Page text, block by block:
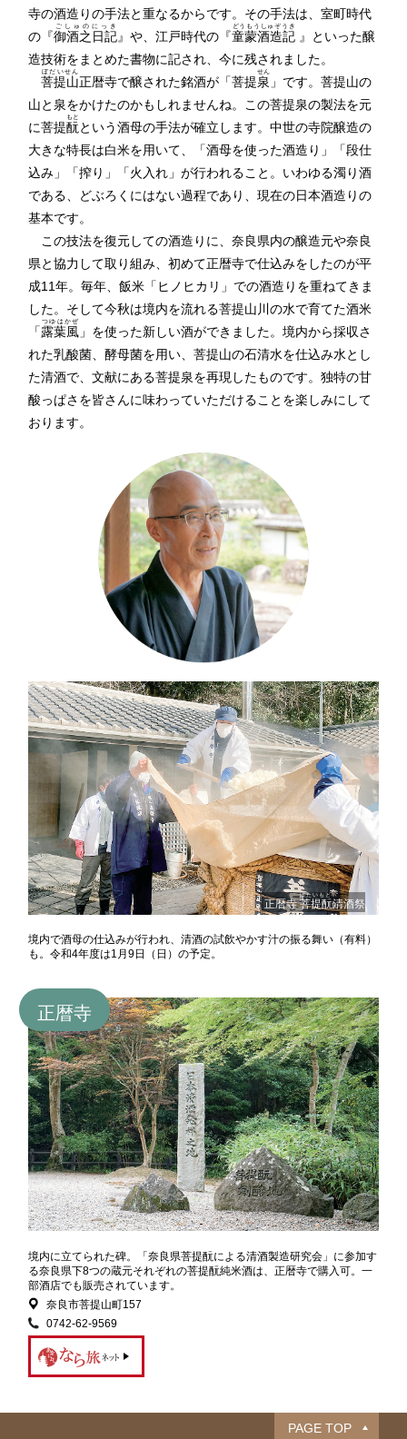
寺の酒造りの手法と重なるからです。その手法は、室町時代
の『御酒之日記
ごしゅのにっき
』や、江戸時代の『童蒙酒造記
どうもうしゅぞうき
』といった醸
造技術をまとめた書物に記され、今に残されました。
菩提山
ぼだいせん
正暦寺で醸された銘酒が「菩提泉
せん
」です。菩提山の
山と泉をかけたのかもしれませんね。この菩提泉の製法を元
に菩提酛
もと
という酒母の手法が確立します。中世の寺院醸造の
大きな特長は白米を用いて、「酒母を使った酒造り」「段仕
込み」「搾り」「火入れ」が行われること。いわゆる濁り酒
である、どぶろくにはない過程であり、現在の日本酒造りの
基本です。
この技法を復元しての酒造りに、奈良県内の醸造元や奈良
県と協力して取り組み、初めて正暦寺で仕込みをしたのが平
成11年。毎年、飯米「ヒノヒカリ」での酒造りを重ねてきま
した。そして今秋は境内を流れる菩提山川の水で育てた酒米
「露葉風
つゆはかぜ
」を使った新しい酒ができました。境内から採収さ
れた乳酸菌、酵母菌を用い、菩提山の石清水を仕込み水とし
た清酒で、文献にある菩提泉を再現したものです。独特の甘
酸っぱさを皆さんに味わっていただけることを楽しみにして
おります。
正暦寺菩提酛
ぼたいもと
清酒祭
境内で酒母の仕込みが行われ、清酒の試飲やかす汁の振る舞い（有料）
も。令和4年度は1月9日（日）の予定。
正暦寺
境内に立てられた碑。「奈良県菩提酛による清酒製造研究会」に参加す
る奈良県下8つの蔵元それぞれの菩提酛純米酒は、正暦寺で購入可。一
部酒店でも販売されています。
奈良市菩提山町157
0742-62-9569
PAGE TOP